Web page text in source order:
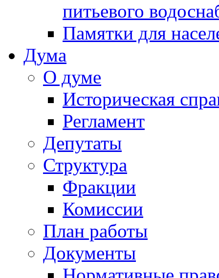
питьевого
Памятки для
Дума
О думе
Историческая
Регламент
Депутаты
Структура
Фракции
Комиссии
План работы
Документы